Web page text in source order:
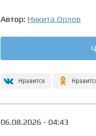
Автор: Никита Орлов
06.08.2026 - 04:43